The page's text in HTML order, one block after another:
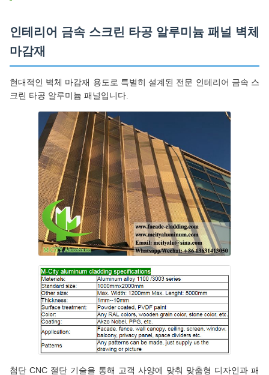
인테리어 금속 스크린 타공 알루미늄 패널 벽체
마감재
현대적인 벽체 마감재 용도로 특별히 설계된 전문 인테리어 금속 스
크린 타공 알루미늄 패널입니다.
첨단 CNC 절단 기술을 통해 고객 사양에 맞춰 맞춤형 디자인과 패